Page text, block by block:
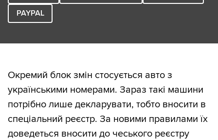
PAYPAL
Окремий блок змін стосується авто з
українськими номерами. Зараз такі машини
потрібно лише декларувати, тобто вносити в
спеціальний реєстр. За новими правилами їх
доведеться вносити до чеського реєстру